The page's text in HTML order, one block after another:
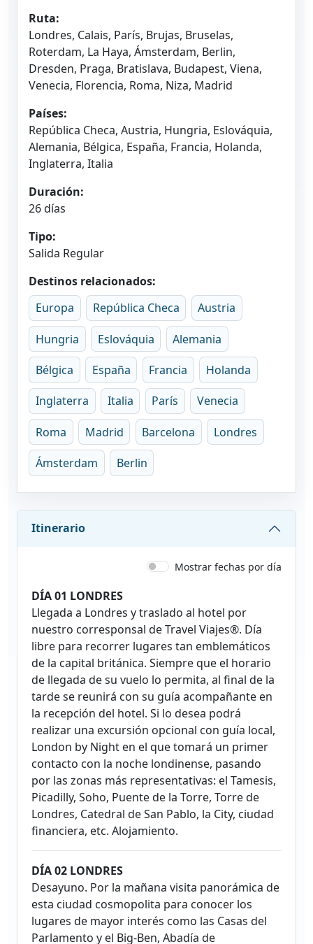
Ruta:
Londres, Calais, París, Brujas, Bruselas,
Roterdam, La Haya, Ámsterdam, Berlin,
Dresden, Praga, Bratislava, Budapest, Viena,
Venecia, Florencia, Roma, Niza, Madrid
Países:
República Checa, Austria, Hungria, Eslováquia,
Alemania, Bélgica, España, Francia, Holanda,
Inglaterra, Italia
Duración:
26 días
Tipo:
Salida Regular
Destinos relacionados:
Europa
República Checa Austria
Hungria Eslováquia Alemania
Bélgica España Francia Holanda
Inglaterra Italia París Venecia
Roma Madrid Barcelona Londres
Ámsterdam Berlin
Itinerario
Mostrar fechas por día
DÍA 01 LONDRES
Llegada a Londres y traslado al hotel por
nuestro corresponsal de Travel Viajes®. Día
libre para recorrer lugares tan emblemáticos
de la capital británica. Siempre que el horario
de llegada de su vuelo lo permita, al final de la
tarde se reunirá con su guía acompañante en
la recepción del hotel. Si lo desea podrá
realizar una excursión opcional con guía local,
London by Night en el que tomará un primer
contacto con la noche londinense, pasando
por las zonas más representativas: el Tamesis,
Picadilly, Soho, Puente de la Torre, Torre de
Londres, Catedral de San Pablo, la City, ciudad
financiera, etc. Alojamiento.
DÍA 02 LONDRES
Desayuno. Por la mañana visita panorámica de
esta ciudad cosmopolita para conocer los
lugares de mayor interés como las Casas del
Parlamento y el Big-Ben, Abadía de